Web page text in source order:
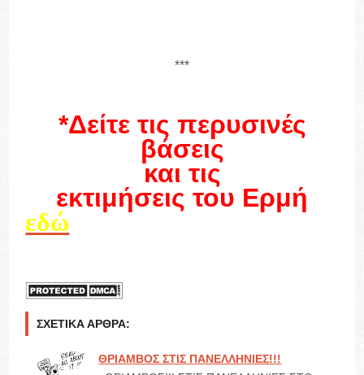
***
*Δείτε τις περυσινές
βάσεις
και τις
εκτιμήσεις του Ερμή
εδώ
ΣΧΕΤΙΚΆ ΆΡΘΡΑ:
ΘΡΙΑΜΒΟΣ ΣΤΙΣ ΠΑΝΕΛΛΗΝΙΕΣ!!!